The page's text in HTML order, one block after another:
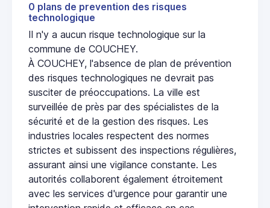
0 plans de prevention des risques
technologique
Il n'y a aucun risque technologique sur la
commune de COUCHEY.
À COUCHEY, l'absence de plan de prévention
des risques technologiques ne devrait pas
susciter de préoccupations. La ville est
surveillée de près par des spécialistes de la
sécurité et de la gestion des risques. Les
industries locales respectent des normes
strictes et subissent des inspections régulières,
assurant ainsi une vigilance constante. Les
autorités collaborent également étroitement
avec les services d'urgence pour garantir une